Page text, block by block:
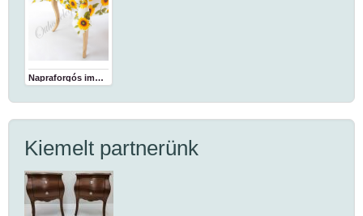
Napraforgós impregnált abrosz
Kiemelt partnerünk